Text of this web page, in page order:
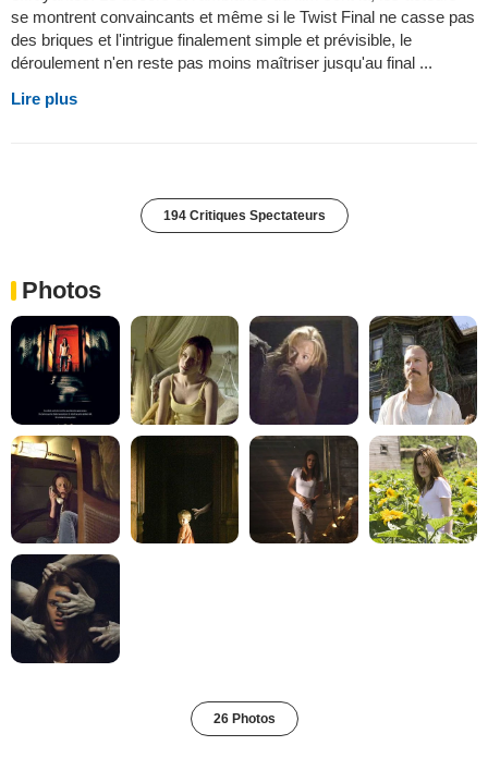
se montrent convaincants et même si le Twist Final ne casse pas
des briques et l'intrigue finalement simple et prévisible, le
déroulement n'en reste pas moins maîtriser jusqu'au final ...
Lire plus
194 Critiques Spectateurs
Photos
26 Photos